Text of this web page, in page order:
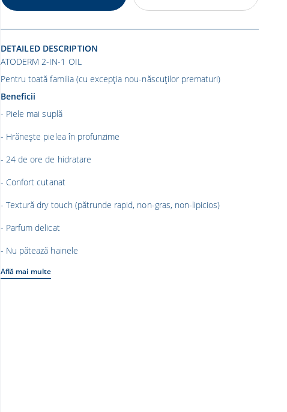
DETAILED DESCRIPTION
ATODERM 2-IN-1 OIL
Pentru toată familia (cu excepția nou-născuților prematuri)
Beneficii
- Piele mai suplă
- Hrănește pielea în profunzime
- 24 de ore de hidratare
- Confort cutanat
- Textură dry touch (pătrunde rapid, non-gras, non-lipicios)
- Parfum delicat
- Nu pătează hainele
Află mai multe